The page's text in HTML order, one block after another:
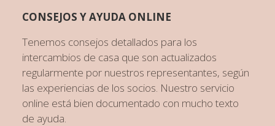
CONSEJOS Y AYUDA ONLINE
Tenemos consejos detallados para los
intercambios de casa que son actualizados
regularmente por nuestros representantes, según
las experiencias de los socios. Nuestro servicio
online está bien documentado con mucho texto
de ayuda.